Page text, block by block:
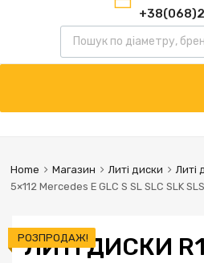
Home Магазин Литі диски Литі
5×112 Mercedes E GLC S SL SLC SLK
ЛИТІ ДИСКИ
РОЗПРОДАЖ!